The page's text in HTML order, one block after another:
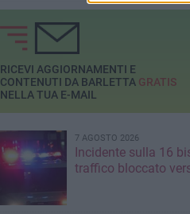
RICEVI AGGIORNAMENTI E
CONTENUTI DA BARLETTA GRATIS
NELLA TUA E-MAIL
7 AGOSTO 2026
Incidente sulla 16
traffico bloccato